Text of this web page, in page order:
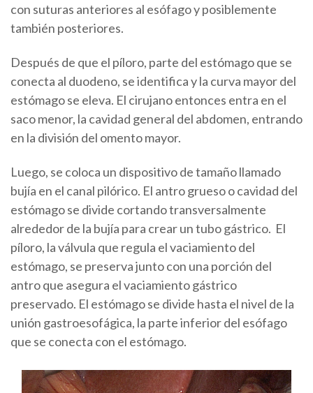
con suturas anteriores al esófago y posiblemente
también posteriores.
Después de que el píloro, parte del estómago que se
conecta al duodeno, se identifica y la curva mayor del
estómago se eleva. El cirujano entonces entra en el
saco menor, la cavidad general del abdomen, entrando
en la división del omento mayor.
Luego, se coloca un dispositivo de tamaño llamado
bujía en el canal pilórico. El antro grueso o cavidad del
estómago se divide cortando transversalmente
alrededor de la bujía para crear un tubo gástrico. El
píloro, la válvula que regula el vaciamiento del
estómago, se preserva junto con una porción del
antro que asegura el vaciamiento gástrico
preservado. El estómago se divide hasta el nivel de la
unión gastroesofágica, la parte inferior del esófago
que se conecta con el estómago.